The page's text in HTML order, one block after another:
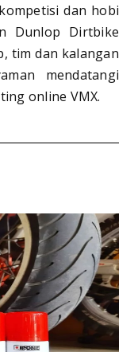
dan hobi
Dunlop Dirtbike
tim dan kalangan
mendatangi
online VMX.